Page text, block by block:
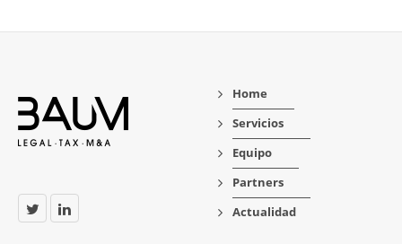
Home
Servicios
Equipo
Partners
Actualidad